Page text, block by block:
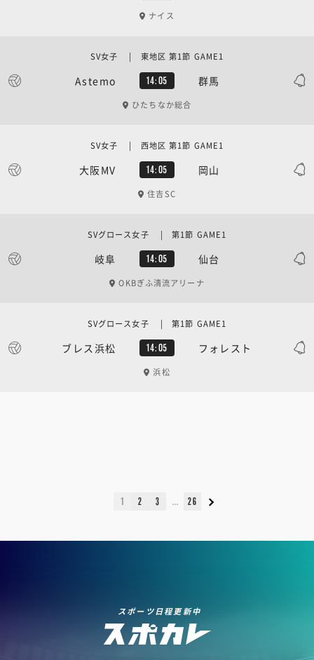
ナイス
Astemo 14:05 群馬
SV女子 | 東地区 第1節 GAME1
ひたちなか総合
大阪MV 14:05 岡山
SV女子 | 西地区 第1節 GAME1
住吉SC
岐阜 14:05 仙台
SVグロース女子 | 第1節 GAME1
OKBぎふ清流アリーナ
ブレス浜松 14:05 フォレスト
SVグロース女子 | 第1節 GAME1
浜松
1 2 3 26
スポーツ日程更新中